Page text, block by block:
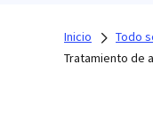
Inicio Todo
Tratamiento de